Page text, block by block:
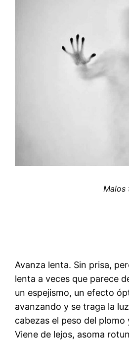
Malos
Avanza lenta. Sin prisa,
lenta a veces que parece
un espejismo, un efecto
avanzando y se traga la
cabezas el peso del plomo
Viene de lejos, asoma